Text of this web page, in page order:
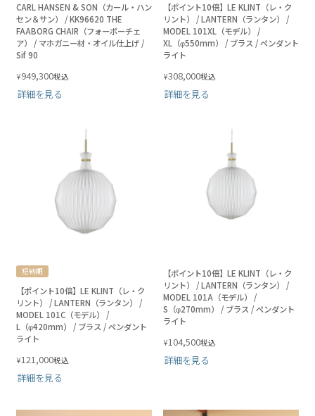
CARL HANSEN & SON（カール・ハン
セン＆サン） / KK96620 THE
FAABORG CHAIR（フォーボーチェ
ア） / マホガニー材・オイル仕上げ /
Sif 90
¥949,300税込
詳細を見る
【ポイント10倍】LE KLINT（レ・ク
リント） / LANTERN（ランタン） /
MODEL 101XL（モデル） /
XL（φ550mm） / ブラス / ペンダント
ライト
¥308,000税込
詳細を見る
短納期
【ポイント10倍】LE KLINT（レ・ク
リント） / LANTERN（ランタン） /
MODEL 101C（モデル） /
L（φ420mm） / ブラス / ペンダント
ライト
¥121,000税込
詳細を見る
【ポイント10倍】LE KLINT（レ・ク
リント） / LANTERN（ランタン） /
MODEL 101A（モデル） /
S（φ270mm） / ブラス / ペンダント
ライト
¥104,500税込
詳細を見る